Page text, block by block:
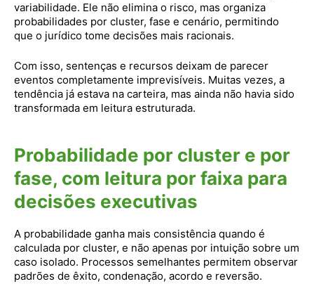
variabilidade. Ele não elimina o risco, mas organiza
probabilidades por cluster, fase e cenário, permitindo
que o jurídico tome decisões mais racionais.
Com isso, sentenças e recursos deixam de parecer
eventos completamente imprevisíveis. Muitas vezes, a
tendência já estava na carteira, mas ainda não havia sido
transformada em leitura estruturada.
Probabilidade por cluster e por
fase, com leitura por faixa para
decisões executivas
A probabilidade ganha mais consistência quando é
calculada por cluster, e não apenas por intuição sobre um
caso isolado. Processos semelhantes permitem observar
padrões de êxito, condenação, acordo e reversão.